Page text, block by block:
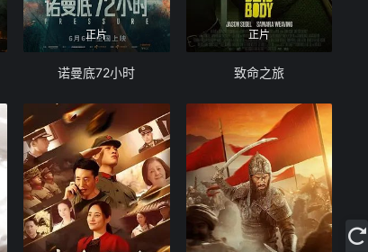
正片
诺曼底72小时
正片
致命之旅